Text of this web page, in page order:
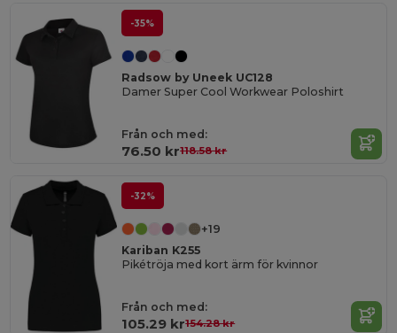
-35%
Radsow by Uneek UC128
Damer Super Cool Workwear Poloshirt
Från och med:
76.50 kr118.58 kr
-32%
+19
Kariban K255
Pikétröja med kort ärm för kvinnor
Från och med:
105.29 kr154.28 kr